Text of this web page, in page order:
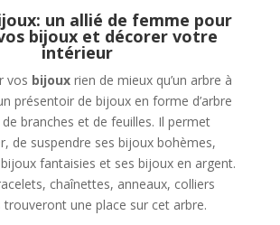
un allié de femme pour
bijoux et décorer votre
intérieur
vos bijoux rien de mieux qu’un arbre à
présentoir de bijoux en forme d’arbre
branches et de feuilles. Il permet
de suspendre ses bijoux bohèmes,
fantaisies et ses bijoux en argent.
chaînettes, anneaux, colliers
trouveront une place sur cet arbre.